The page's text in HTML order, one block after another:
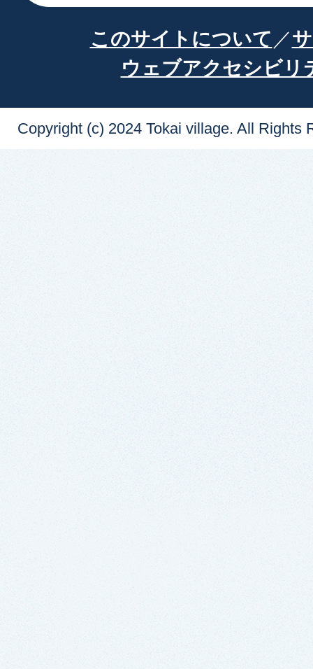
このサイトについて
ウェブアクセシビリ
Copyright (c) 2024 Tokai village. All Rights